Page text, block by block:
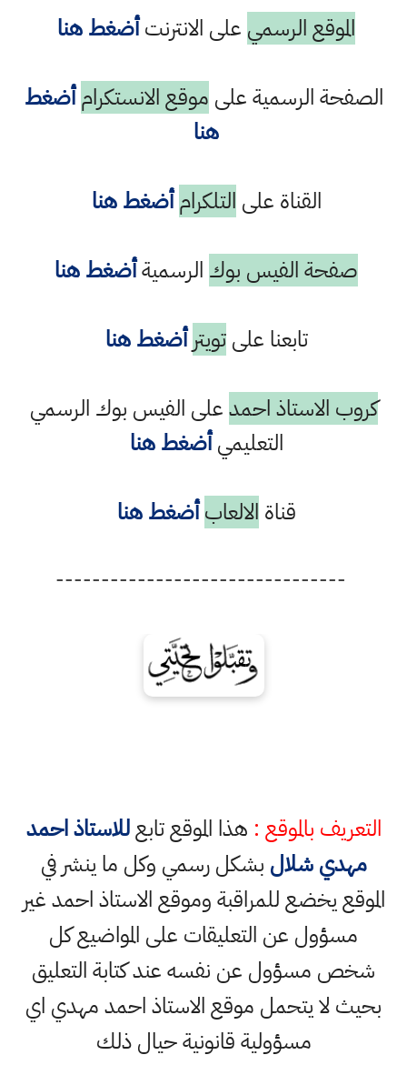
الموقع الرسمي على الانترنتأضغط هنا
الصفحة الرسمية على موقع الانستكرام أضغط
هنا
القناة على التلكرام أضغط هنا
صفحة الفيس بوك الرسميةأضغط هنا
تابعنا علىتويتر أضغط هنا
كروب الاستاذ احمدعلى الفيس بوك الرسمي
التعليميأضغط هنا
قناة الالعاب أضغط هنا
--------------------------------
التعريف بالموقع : هذا الموقع تابعللاستاذ احمد
مهدي شلال بشكل رسمي وكل ما ينشر في
الموقع يخضع للمراقبة وموقع الاستاذ احمد غير
مسؤول عن التعليقات على المواضيع كل
شخص مسؤول عن نفسه عند كتابة التعليق
بحيث لا يتحمل موقع الاستاذ احمد مهدي اي
مسؤولية قانونية حيال ذلك